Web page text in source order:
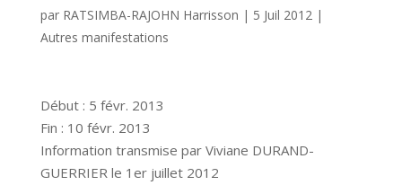
par RATSIMBA-RAJOHN Harrisson | 5 Juil 2012|
Autres manifestations
Début : 5 févr. 2013
Fin : 10 févr. 2013
Information transmise par Viviane DURAND-
GUERRIER le 1er juillet 2012